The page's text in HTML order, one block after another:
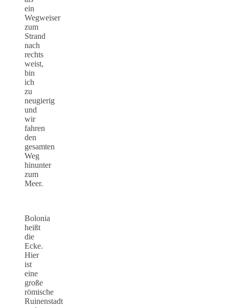
ein
Wegweiser
zum
Strand
nach
rechts
weist,
bin
ich
zu
neugierig
und
wir
fahren
den
gesamten
Weg
hinunter
zum
Meer.
Bolonia
heißt
die
Ecke.
Hier
ist
eine
große
römische
Ruinenstadt